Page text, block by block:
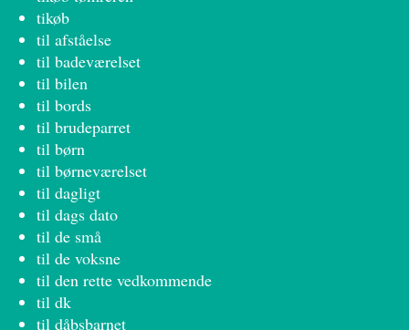
tikøb
til afståelse
til badeværelset
til bilen
til bords
til brudeparret
til børn
til børneværelset
til dagligt
til dags dato
til de små
til de voksne
til den rette vedkommende
til dk
til dåbsbarnet